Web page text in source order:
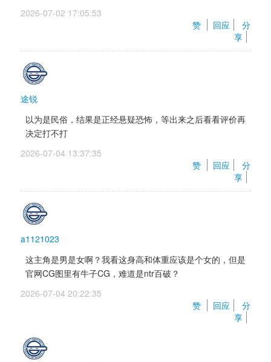
2026-07-02 17:05:53
赞
回应
分
享
途锐
以为是民俗，结果是正经悬疑恐怖，等出来之后看看评价再
决定打不打
2026-07-04 13:37:35
赞
回应
分
享
a1121023
这主角是男是女啊？我看这身高和体重应该是个女的，但是
官网CG图里有牛子CG，难道是ntr百破？
2026-07-04 20:22:35
赞
回应
分
享